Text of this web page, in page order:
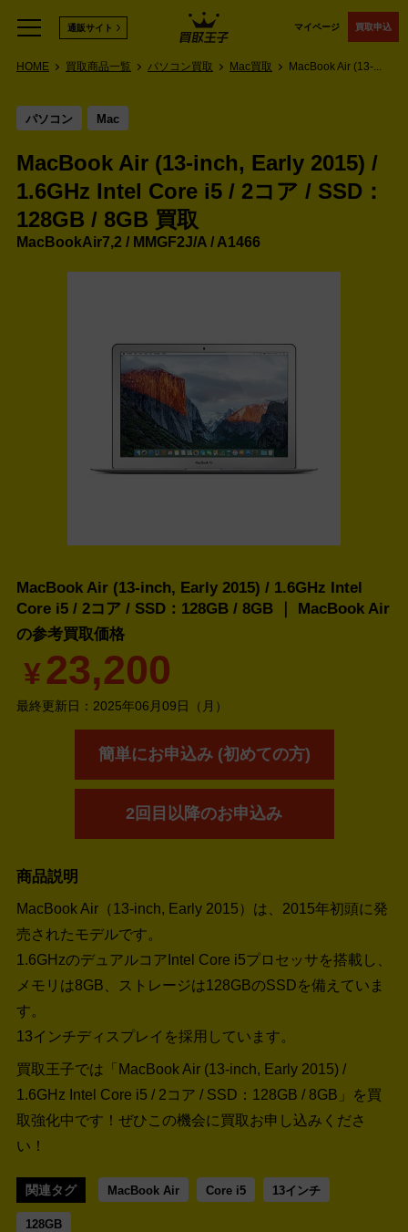
マイページ 買取申込
通販サイト
HOME 買取商品一覧 パソコン買取 Mac買取 MacBook Air (13-...
パソコン Mac
MacBook Air (13-inch, Early 2015) /
1.6GHz Intel Core i5 / 2コア / SSD：
128GB / 8GB 買取
MacBookAir7,2 / MMGF2J/A / A1466
MacBook Air (13-inch, Early 2015) / 1.6GHz Intel
Core i5 / 2コア / SSD：128GB / 8GB ｜ MacBook Air
の参考買取価格
¥23,200
最終更新日： 2025年06月09日（月）
簡単にお申込み (初めての方)
2回目以降のお申込み
商品説明
MacBook Air（13-inch, Early 2015）は、2015年初頭に発
売されたモデルです。
1.6GHzのデュアルコアIntel Core i5プロセッサを搭載し、
メモリは8GB、ストレージは128GBのSSDを備えていま
す。
13インチディスプレイを採用しています。
買取王子では「MacBook Air (13-inch, Early 2015) /
1.6GHz Intel Core i5 / 2コア / SSD：128GB / 8GB」を買
取強化中です！ ぜひこの機会に買取お申し込みくださ
い！
関連タグ MacBook Air Core i5 13インチ
128GB